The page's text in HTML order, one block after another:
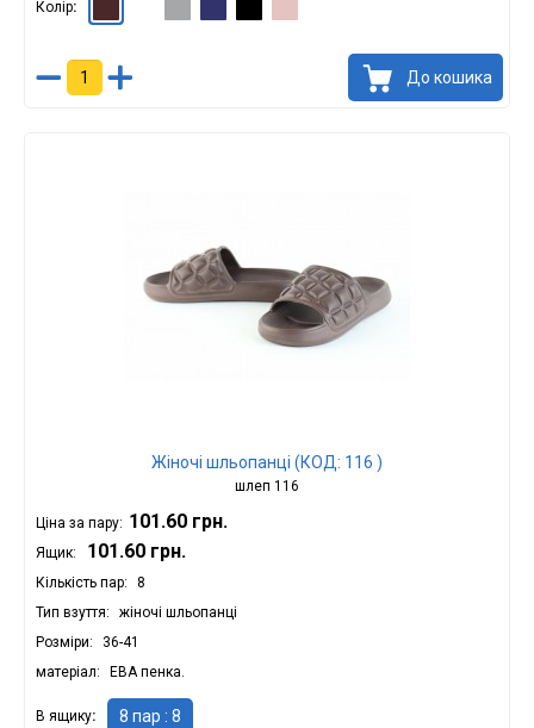
Колір
До кошика
Жіночі шльопанці (КОД: 116 )
шлеп 116
Ціна за пару: 101.60 грн.
Ящик: 101.60 грн.
Кількість пар
8
Тип взуття
жіночі шльопанці
Розміри
36-41
матеріал
ЕВА пенка.
В ящику 8 пар : 8